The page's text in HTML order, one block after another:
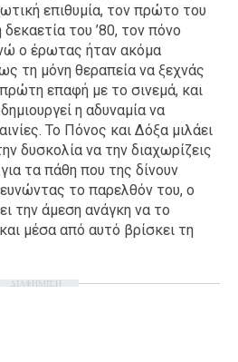
επιθυμία, τον πρώτο του
του ’80, τον πόνο
ο έρωτας ήταν ακόμα
τη μόνη θεραπεία να ξεχνάς
πρώτη επαφή με το σινεμά, και
η αδυναμία να
Το Πόνος και Δόξα μιλάει
δυσκολία να την διαχωρίζεις
τα πάθη που της δίνουν
το παρελθόν του, ο
την άμεση ανάγκη να το
μέσα από αυτό βρίσκει τη
ΔΙΑΦΗΜΙΣΗ